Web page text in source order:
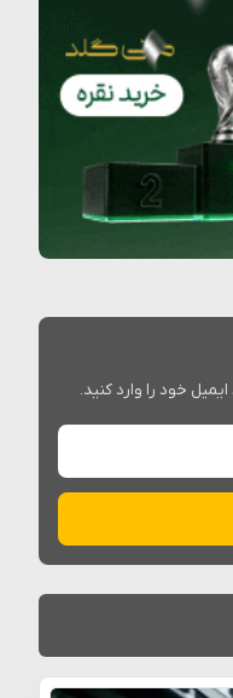
خود را وارد کنید.